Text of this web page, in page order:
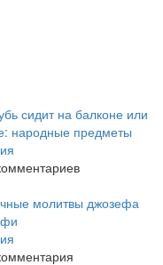
сидит на балконе или
народные предметы
молитвы джозефа